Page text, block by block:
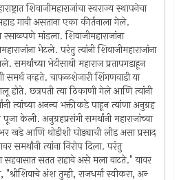
शिवाजीमहाराजांचा स्वराज्य स्थापनेचा
गावी असताना एका कीर्तनाला गेले.
रसाळपणे मांडला. शिवाजीमहाराजांना
भेटले. परंतु त्यांनी शिवाजीमहाराजांना
समर्थांच्या भेटीसाथी महाराज प्रतापगडाहून
नव्हते. चाफळशेजारी शिंगणवाडी या
होते. छत्रपती त्या ठिकाणी गेले आणि त्यांनी
त्यांच्या अनन्य भक्तीकडे पाहून त्यांणा अनुग्रह
पूजा केली. अनुग्रहप्रसंगी समर्थांनी महाराजांच्या
खडे आणि थोडीशी घोड्याची लीड असा प्रसाद
समर्थांनी त्यांना निरोप दिला. परंतु
सतत राहावे असे मला वाटते." यावर
"श्रीशिवाचे अंश तुम्ही, राजधर्मा स्वीकरा, अन्‍